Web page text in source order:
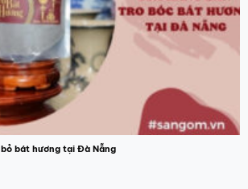
bát hương tại Đà Nẵng